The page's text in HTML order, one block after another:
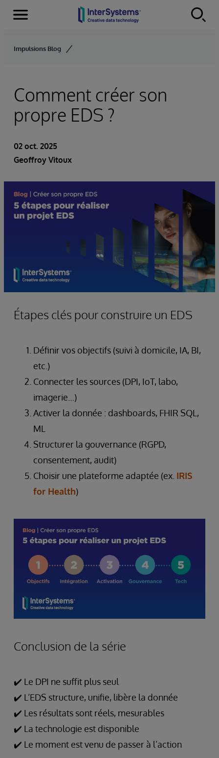
Skip to content
Menu
Impulsions Blog
Comment créer son
propre EDS ?
02 oct. 2025
Geoffroy Vitoux
Étapes clés pour construire un EDS
Définir vos objectifs (suivi à domicile, IA, BI,
etc.)
Connecter les sources (DPI, IoT, labo,
imagerie…)
Activer la donnée : dashboards, FHIR SQL,
ML
Structurer la gouvernance (RGPD,
consentement, audit)
Choisir une plateforme adaptée (ex. IRIS
for Health)
Conclusion de la série
✔️ Le DPI ne suffit plus seul
✔️ L’EDS structure, unifie, libère la donnée
✔️ Les résultats sont réels, mesurables
✔️ La technologie est disponible
✔️ Le moment est venu de passer à l’action